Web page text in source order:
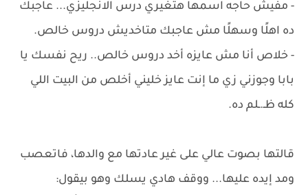
- مفيش حاجه اسمها هتغيري درس الانجليزي... عاجبك
ده اهلًا وسهلًا مش عاجبك متاخديش دروس خالص.
- خلاص أنا مش عايزه أخد دروس خالص.. ريح نفسك يا
بابا وجوزني زي ما إنت عايز خليني أخلص من البيت اللي
كله ظـ.ـلم ده.
قالتها بصوت عالي على غير عادتها مع والدها، فاتعصب
ومد إيده عليها... ووقف هادي يسلك وهو بيقول: